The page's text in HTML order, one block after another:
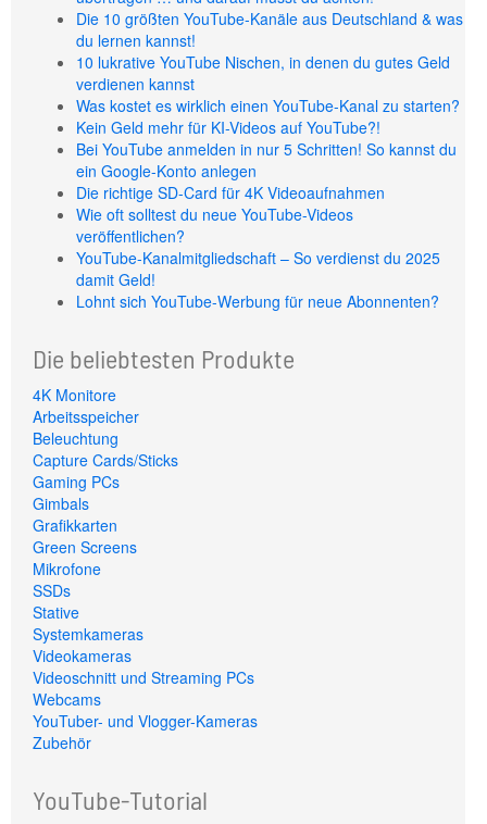
Die 10 größten YouTube-Kanäle aus Deutschland & was
du lernen kannst!
10 lukrative YouTube Nischen, in denen du gutes Geld
verdienen kannst
Was kostet es wirklich einen YouTube-Kanal zu starten?
Kein Geld mehr für KI-Videos auf YouTube?!
Bei YouTube anmelden in nur 5 Schritten! So kannst du
ein Google-Konto anlegen
Die richtige SD-Card für 4K Videoaufnahmen
Wie oft solltest du neue YouTube-Videos
veröffentlichen?
YouTube-Kanalmitgliedschaft – So verdienst du 2025
damit Geld!
Lohnt sich YouTube-Werbung für neue Abonnenten?
Die beliebtesten Produkte
4K Monitore
Arbeitsspeicher
Beleuchtung
Capture Cards/Sticks
Gaming PCs
Gimbals
Grafikkarten
Green Screens
Mikrofone
SSDs
Stative
Systemkameras
Videokameras
Videoschnitt und Streaming PCs
Webcams
YouTuber- und Vlogger-Kameras
Zubehör
YouTube-Tutorial